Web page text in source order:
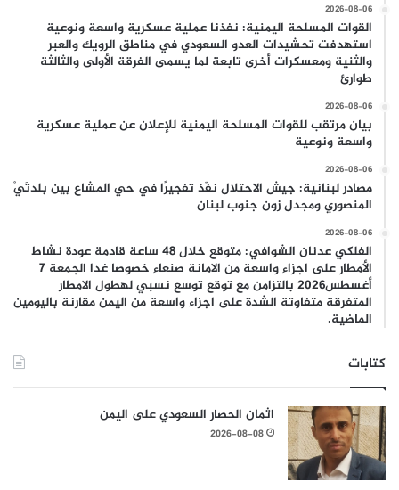
2026-08-06
القوات المسلحة اليمنية: نفذنا عملية عسكرية واسعة ونوعية
استهدفت تحشيدات العدو السعودي في مناطق الرويك والعبر
والثنية ومعسكرات أخرى تابعة لما يسمى الفرقة الأولى والثالثة
طوارئ
2026-08-06
بيان مرتقب للقوات المسلحة اليمنية للإعلان عن عملية عسكرية
واسعة ونوعية
2026-08-06
مصادر لبنانية: جيش الاحتلال نفّذ تفجيرًا في حي المشاع بين بلدتَيْ
المنصوري ومجدل زون جنوب لبنان
2026-08-06
الفلكي عدنان الشوافي: متوقع خلال 48 ساعة قادمة عودة نشاط
الأمطار على اجزاء واسعة من الامانة صنعاء خصوصا غدا الجمعة 7
أغسطس2026 بالتزامن مع توقع توسع نسبي لهطول الامطار
المتفرقة متفاوتة الشدة على اجزاء واسعة من اليمن مقارنة باليومين
الماضية.
كتابات
اثمان الحصار السعودي على اليمن
2026-08-08